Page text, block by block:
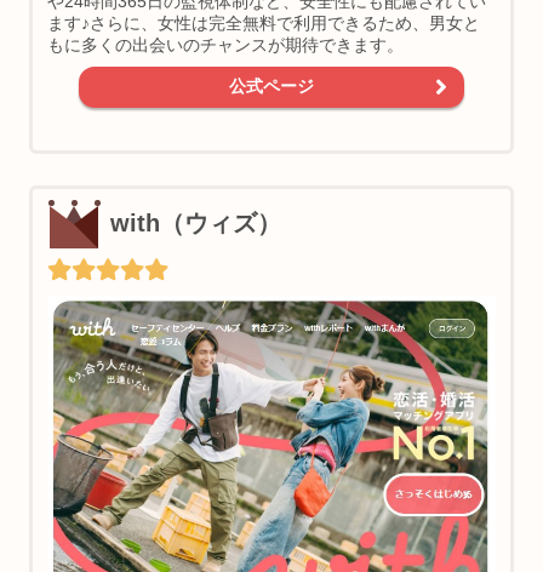
ます♪さらに、女性は完全無料で利用できるため、男女と
もに多くの出会いのチャンスが期待できます。
公式ページ
with（ウィズ）